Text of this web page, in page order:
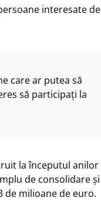
interesate de
care ar putea să
să participați la
la începutul anilor
de consolidare și
milioane de euro.